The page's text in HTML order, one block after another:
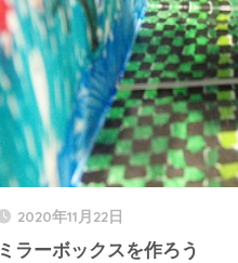
2020年11月22日
ミラーボックスを作ろう